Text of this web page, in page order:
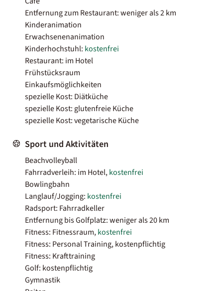
Entfernung zum Restaurant: weniger als 2 km
Kinderanimation
Erwachsenenanimation
Kinderhochstuhl: kostenfrei
Restaurant: im Hotel
Frühstücksraum
Einkaufsmöglichkeiten
spezielle Kost: Diätküche
spezielle Kost: glutenfreie Küche
spezielle Kost: vegetarische Küche
Sport und Aktivitäten
Beachvolleyball
Fahrradverleih: im Hotel,kostenfrei
Bowlingbahn
Langlauf/Jogging: kostenfrei
Radsport: Fahrradkeller
Entfernung bis Golfplatz: weniger als 20 km
Fitness: Fitnessraum,kostenfrei
Fitness: Personal Training, kostenpflichtig
Fitness: Krafttraining
Golf: kostenpflichtig
Gymnastik